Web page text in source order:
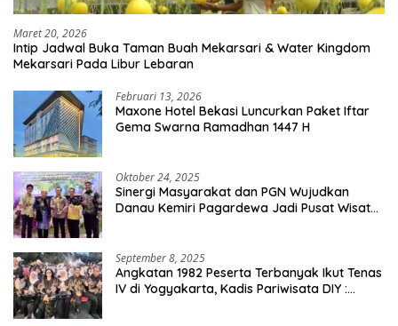
Maret 20, 2026
Intip Jadwal Buka Taman Buah Mekarsari & Water Kingdom
Mekarsari Pada Libur Lebaran
Februari 13, 2026
Maxone Hotel Bekasi Luncurkan Paket Iftar
Gema Swarna Ramadhan 1447 H
Oktober 24, 2025
Sinergi Masyarakat dan PGN Wujudkan
Danau Kemiri Pagardewa Jadi Pusat Wisata
September 8, 2025
Angkatan 1982 Peserta Terbanyak Ikut Tenas
IV di Yogyakarta, Kadis Pariwisata DIY :